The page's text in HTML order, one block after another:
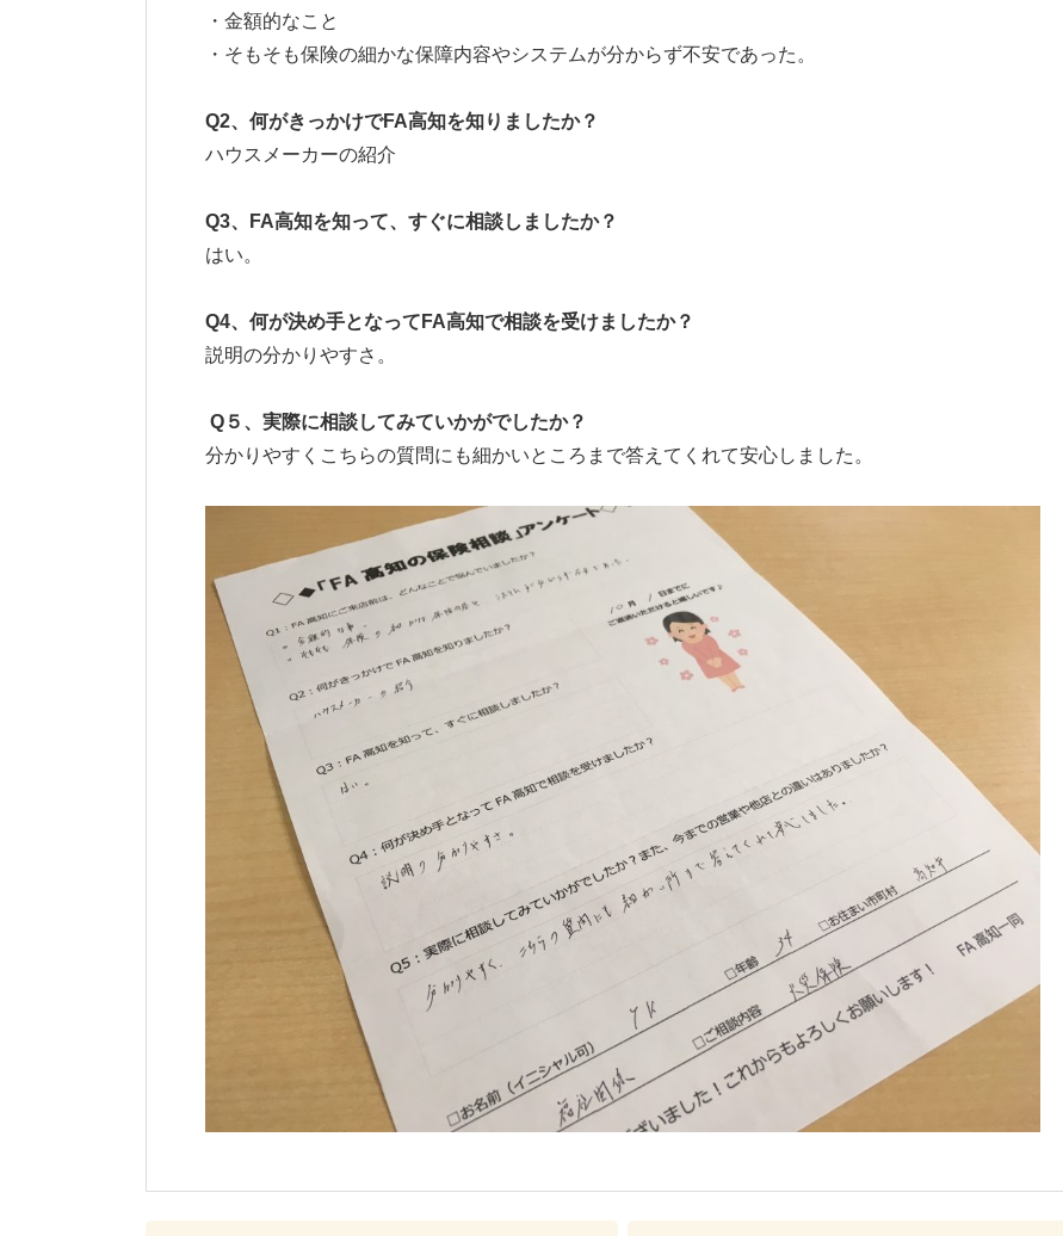
・金額的なこと
・そもそも保険の細かな保障内容やシステムが分からず不安であった。
Q2、何がきっかけでFA高知を知りましたか？
ハウスメーカーの紹介
Q3、FA高知を知って、すぐに相談しましたか？
はい。
Q4、何が決め手となってFA高知で相談を受けましたか？
説明の分かりやすさ。
Q５、実際に相談してみていかがでしたか？
分かりやすくこちらの質問にも細かいところまで答えてくれて安心しました。